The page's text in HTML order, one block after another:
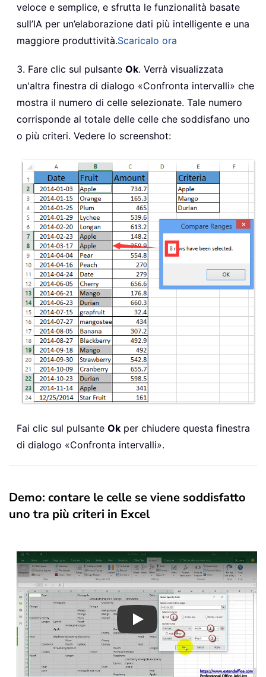
veloce e semplice, e sfrutta le funzionalità basate
sull’IA per un’elaborazione dati più intelligente e una
maggiore produttività.Scaricalo ora
3. Fare clic sul pulsante Ok. Verrà visualizzata
un'altra finestra di dialogo «Confronta intervalli» che
mostra il numero di celle selezionate. Tale numero
corrisponde al totale delle celle che soddisfano uno
o più criteri. Vedere lo screenshot:
Fai clic sul pulsante Ok per chiudere questa finestra
di dialogo «Confronta intervalli».
Demo: contare le celle se viene soddisfatto
uno tra più criteri in Excel
Play